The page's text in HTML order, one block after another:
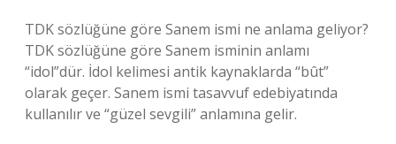
TDK sözlüğüne göre Sanem ismi ne anlama geliyor?
TDK sözlüğüne göre Sanem isminin anlamı
“idol”dür. İdol kelimesi antik kaynaklarda “bût”
olarak geçer. Sanem ismi tasavvuf edebiyatında
kullanılır ve “güzel sevgili” anlamına gelir.